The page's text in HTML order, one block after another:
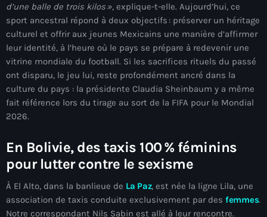
Actualités
Adriano Espaillat
Advox
Aéroport Antoine Simon des Cayes
Aéroport international Toussaint Louverture
Afrique du Nord et Moyen-Orient
Afrique Sub-Saharienne
d’une balle de trois kilos», explique-t-elle. Aujourd’hui, ce
sport ancestral répond à deux objectifs : préserver un héritage
culturel et offrir aux jeunes Mexicains une manière d’affirmer
leur identité, à l’heure où le pays se prépare à redevenir une
vitrine mondiale du football. Si les sacrifices rituels du passé
ont disparu, le jeu lui, reste profondément ancré dans la
culture du pays : la présidente Claudia Sheinbaum y a même
fait référence lors du tirage au sort de la FIFA pour le Mondial
2026.
En Bolivie, des taxis 100% féminins
pour lutter contre le sexisme
À El Alto, dans la banlieue de La Paz, est née la ligne Lila, une
association de taxis conduite exclusivement par des femmes.
Notre correspondant Nils Sabin est allé à leur rencontre.